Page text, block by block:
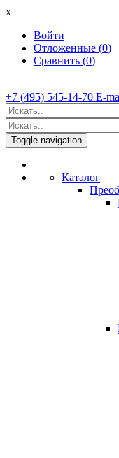
x
Войти
Отложенные (0)
Сравнить (0)
+7 (495) 545-14-70 E-
Toggle navigation
Каталог